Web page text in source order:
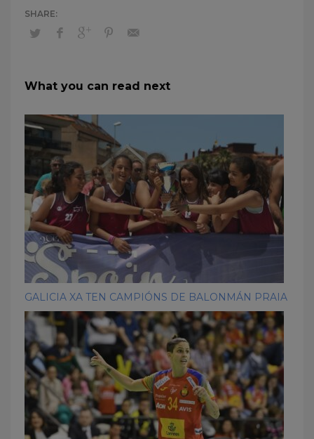
What you can read next
GALICIA XA TEN CAMPIÓNS DE BALONMÁN PRAIA